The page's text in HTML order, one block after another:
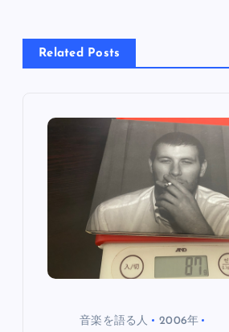
ー
シ
Related Posts
音楽を語る人 2006年